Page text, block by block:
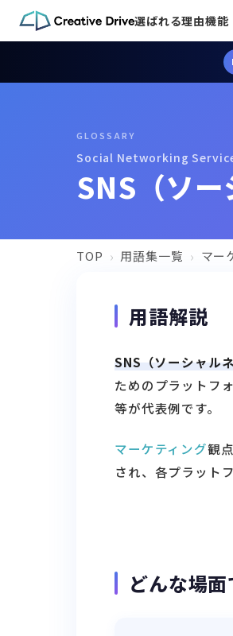
選ばれる理由機能
GLOSSARY
Social Networking
SNS（ソー
TOP 用語集一覧 マー
用語解説
SNS（ソーシャル
ためのプラットフ
等が代表例です。
マーケティング観
され、各プラット
どんな場